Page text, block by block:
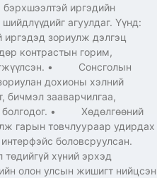
бэрхшээлтэй иргэдийн
агуулдаг. Үүнд:
зориулж дэлгэц
контрастын горим,
• Сонсголын
дохионы хэлний
бичмэл зааварчилгаа,
болгодог. • Хөдөлгөөний
гарын товчлуураар удирдах
боловсруулсан.
хүний эрхэд
олон улсын жишигт нийцсэн